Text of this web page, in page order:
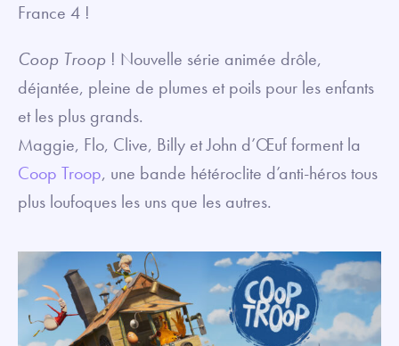
France 4 !
Coop Troop ! Nouvelle série animée drôle,
déjantée, pleine de plumes et poils pour les enfants
et les plus grands.
Maggie, Flo, Clive, Billy et John d’Œuf forment la
Coop Troop, une bande hétéroclite d’anti-héros tous
plus loufoques les uns que les autres.